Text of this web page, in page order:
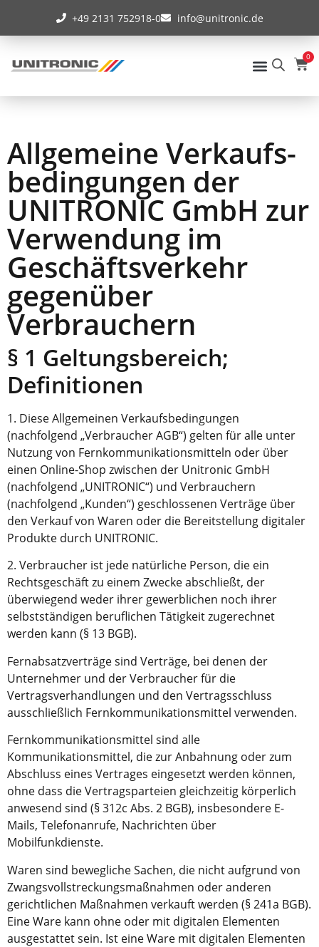
+49 2131 752918-0 info@unitronic.de
0
Allgemeine Verkaufs­
bedingungen der
UNITRONIC GmbH zur
Verwendung im
Geschäftsverkehr
gegenüber
Verbrauchern
§ 1 Geltungsbereich;
Definitionen
1. Diese Allgemeinen Verkaufsbedingungen
(nachfolgend „Verbraucher AGB“) gelten für alle unter
Nutzung von Fernkommunikationsmitteln oder über
einen Online-Shop zwischen der Unitronic GmbH
(nachfolgend „UNITRONIC“) und Verbrauchern
(nachfolgend „Kunden“) geschlossenen Verträge über
den Verkauf von Waren oder die Bereitstellung digitaler
Produkte durch UNITRONIC.
2. Verbraucher ist jede natürliche Person, die ein
Rechtsgeschäft zu einem Zwecke abschließt, der
überwiegend weder ihrer gewerblichen noch ihrer
selbstständigen beruflichen Tätigkeit zugerechnet
werden kann (§ 13 BGB).
Fernabsatzverträge sind Verträge, bei denen der
Unternehmer und der Verbraucher für die
Vertragsverhandlungen und den Vertragsschluss
ausschließlich Fernkommunikationsmittel verwenden.
Fernkommunikationsmittel sind alle
Kommunikationsmittel, die zur Anbahnung oder zum
Abschluss eines Vertrages eingesetzt werden können,
ohne dass die Vertragsparteien gleichzeitig körperlich
anwesend sind (§ 312c Abs. 2 BGB), insbesondere E-
Mails, Telefonanrufe, Nachrichten über
Mobilfunkdienste.
Waren sind bewegliche Sachen, die nicht aufgrund von
Zwangsvollstreckungsmaßnahmen oder anderen
gerichtlichen Maßnahmen verkauft werden (§ 241a BGB).
Eine Ware kann ohne oder mit digitalen Elementen
ausgestattet sein. Ist eine Ware mit digitalen Elementen